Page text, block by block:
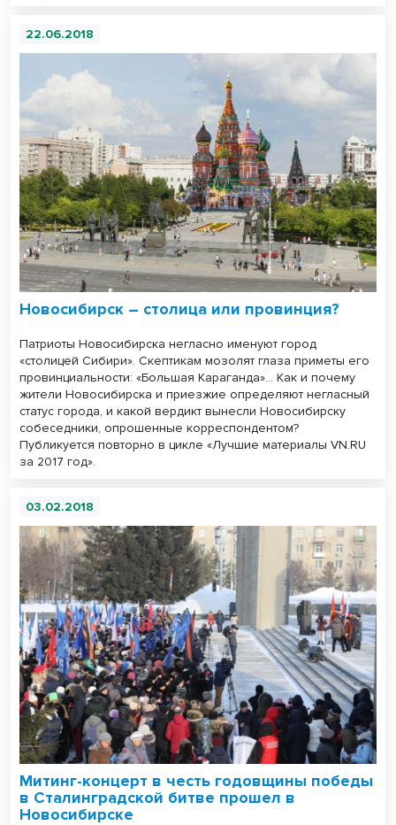
22.06.2018
Новосибирск – столица или провинция?
Патриоты Новосибирска негласно именуют город
«столицей Сибири». Скептикам мозолят глаза приметы его
провинциальности: «Большая Караганда»... Как и почему
жители Новосибирска и приезжие определяют негласный
статус города, и какой вердикт вынесли Новосибирску
собеседники, опрошенные корреспондентом?
Публикуется повторно в цикле «Лучшие материалы VN.RU
за 2017 год».
03.02.2018
Митинг-концерт в честь годовщины победы
в Сталинградской битве прошел в
Новосибирске